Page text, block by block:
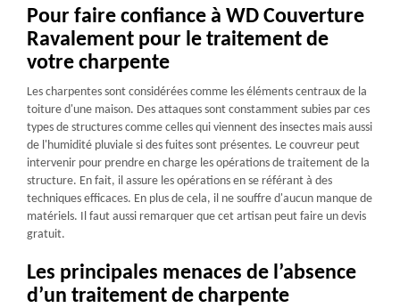
Pour faire confiance à WD Couverture
Ravalement pour le traitement de
votre charpente
Les charpentes sont considérées comme les éléments centraux de la
toiture d'une maison. Des attaques sont constamment subies par ces
types de structures comme celles qui viennent des insectes mais aussi
de l'humidité pluviale si des fuites sont présentes. Le couvreur peut
intervenir pour prendre en charge les opérations de traitement de la
structure. En fait, il assure les opérations en se référant à des
techniques efficaces. En plus de cela, il ne souffre d'aucun manque de
matériels. Il faut aussi remarquer que cet artisan peut faire un devis
gratuit.
Les principales menaces de l’absence
d’un traitement de charpente